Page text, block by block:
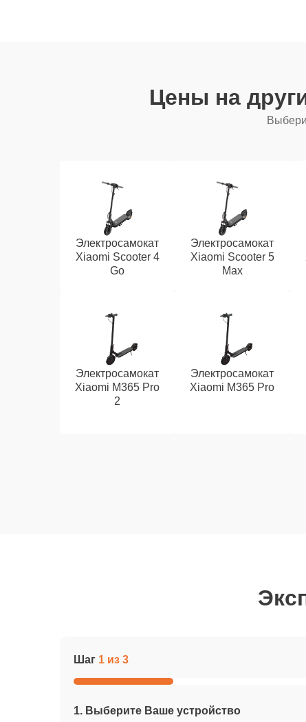
Цены на
Электросамокат
Xiaomi Scooter 4
Go
Электросамокат
Xiaomi Scooter 5
Max
Электросамокат
Xiaomi M365 Pro
2
Электросамокат
Xiaomi M365 Pro
Шаг 1 из 3
1. Выберите Ваше устройство